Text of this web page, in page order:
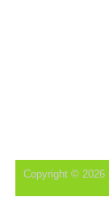
Copyright © 2026